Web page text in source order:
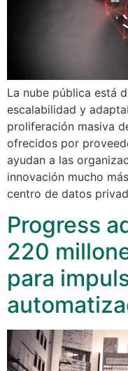
La nube pública está
escalabilidad y
proliferación masiva
ofrecidos por
ayudan a las
innovación mucho
centro de datos
Progress
220
para